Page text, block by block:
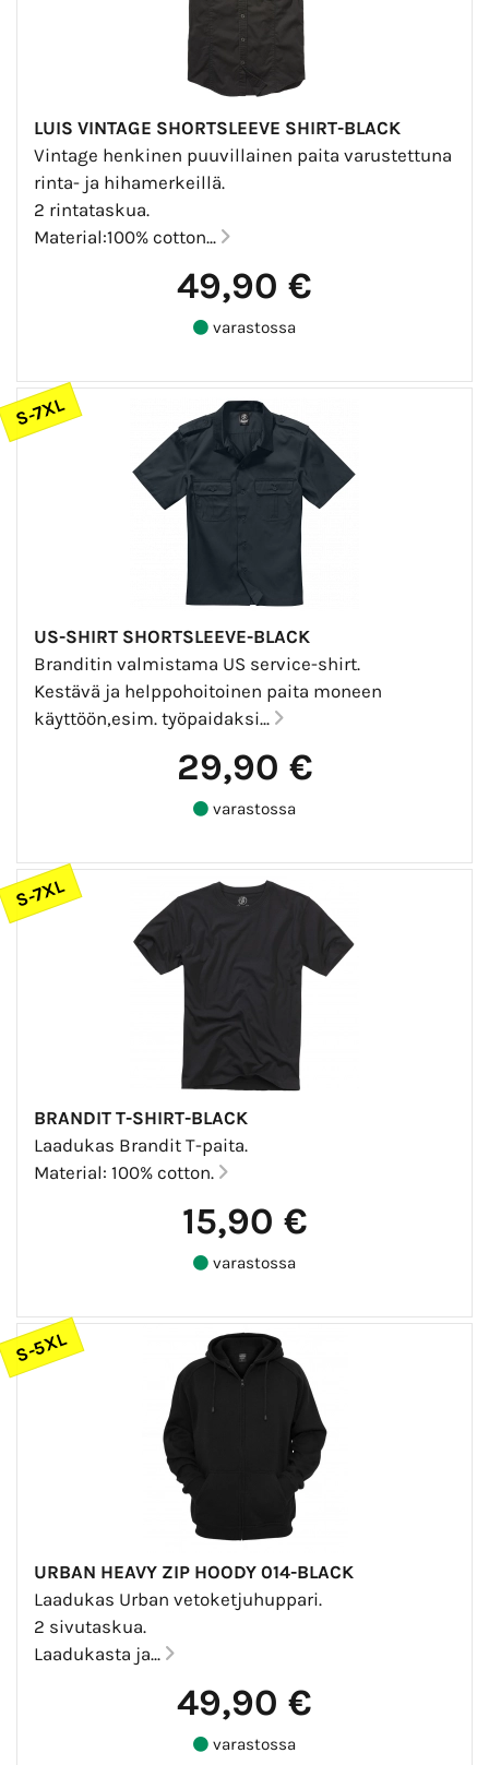
LUIS VINTAGE SHORTSLEEVE SHIRT-BLACK
Vintage henkinen puuvillainen paita varustettuna
rinta- ja hihamerkeillä.
2 rintataskua.
Material:100% cotton...
49,90 €
varastossa
S-7XL
US-SHIRT SHORTSLEEVE-BLACK
Branditin valmistama US service-shirt.
Kestävä ja helppohoitoinen paita moneen
käyttöön,esim. työpaidaksi...
29,90 €
varastossa
S-7XL
BRANDIT T-SHIRT-BLACK
Laadukas Brandit T-paita.
Material: 100% cotton.
15,90 €
varastossa
S-5XL
URBAN HEAVY ZIP HOODY 014-BLACK
Laadukas Urban vetoketjuhuppari.
2 sivutaskua.
Laadukasta ja...
49,90 €
varastossa